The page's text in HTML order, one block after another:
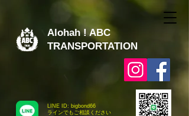
LINE ID: bigbond66
​ラインでもご相談ください
Alohah ! ABC
TRANSPORTATION